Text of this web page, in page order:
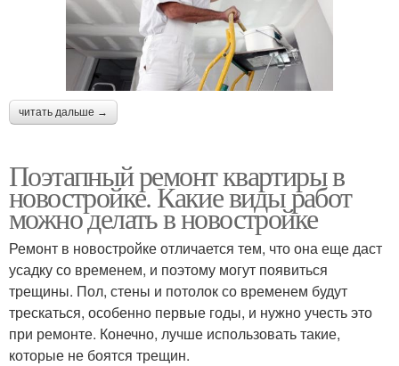
читать дальше →
Поэтапный ремонт квартиры в
новостройке. Какие виды работ
можно делать в новостройке
Ремонт в новостройке отличается тем, что она еще даст
усадку со временем, и поэтому могут появиться
трещины. Пол, стены и потолок со временем будут
трескаться, особенно первые годы, и нужно учесть это
при ремонте. Конечно, лучше использовать такие,
которые не боятся трещин.